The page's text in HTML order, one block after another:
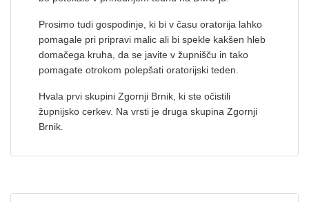
Prosimo tudi gospodinje, ki bi v času oratorija lahko
pomagale pri pripravi malic ali bi spekle kakšen hleb
domačega kruha, da se javite v župnišču in tako
pomagate otrokom polepšati oratorijski teden.
Hvala prvi skupini Zgornji Brnik, ki ste očistili
župnijsko cerkev. Na vrsti je druga skupina Zgornji
Brnik.